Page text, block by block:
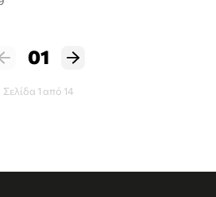
01
Σελίδα 1 από 14